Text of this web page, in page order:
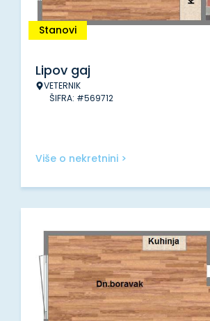
Stanovi
Lipov gaj
VETERNIK
ŠIFRA: #569712
Više o nekretnini >